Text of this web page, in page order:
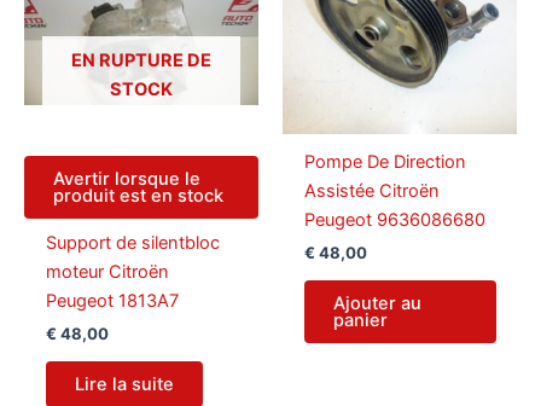
EN RUPTURE DE
STOCK
Avertir lorsque le
produit est en stock
Support de silentbloc
moteur Citroën
Peugeot 1813A7
€ 48,00
Lire la suite
Pompe De Direction
Assistée Citroën
Peugeot 9636086680
€ 48,00
Ajouter au
panier